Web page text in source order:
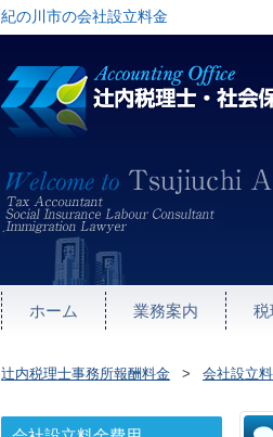
紀の川市の会社設立料金
ホーム 業務案内 税
辻内税理士事務所報酬料金 > 会社設立